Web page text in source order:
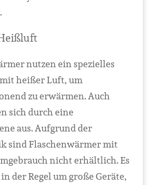
nutzen ein spezielles
heißer Luft, um
zu erwärmen. Auch
sich durch eine
aus. Aufgrund der
sind Flaschenwärmer mit
nicht erhältlich. Es
der Regel um große Geräte,